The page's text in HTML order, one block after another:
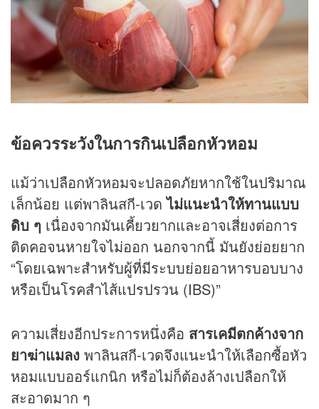
ข้อควรระวังในการกินเปลือกหัวหอม
แม้ว่าเปลือกหัวหอมจะปลอดภัยหากใช้ในปริมาณ
เล็กน้อย แต่พาลินสกี-เวดไม่แนะนำให้ทานแบบ
ดิบ ๆ เนื่องจากมันเคี้ยวยากและอาจเสี่ยงต่อการ
ติดคอจนหายใจไม่ออก นอกจากนี้ มันยังย่อยยาก
“โดยเฉพาะสำหรับผู้ที่มีระบบย่อยอาหารบอบบาง
หรือเป็นโรคสำไส้แปรปรวน (IBS)”
ความเสี่ยงอีกประการหนึ่งคือ สารเคมีตกค้างจาก
ยาฆ่าแมลง พาลินสกี-เวดจึงแนะนำให้เลือกซื้อหัว
หอมแบบออร์แกนิก หรือไม่ก็ต้องล้างเปลือกให้
สะอาดมาก ๆ